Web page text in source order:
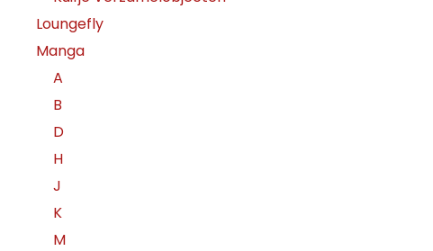
Loungefly
Manga
A
B
D
H
J
K
M